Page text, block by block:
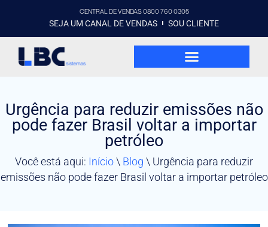
CENTRAL DE VENDAS 0800 760 0305
SEJA UM CANAL DE VENDAS SOU CLIENTE
Urgência para reduzir emissões não
pode fazer Brasil voltar a importar
petróleo
Você está aqui: Início\ Blog \ Urgência para reduzir
emissões não pode fazer Brasil voltar a importar petróleo